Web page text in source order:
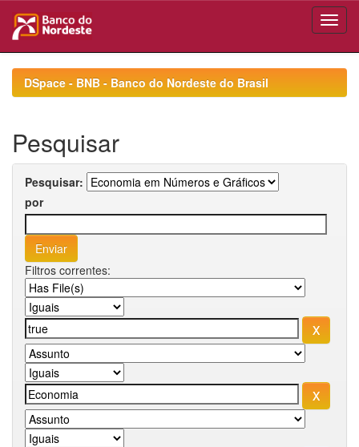
navigationDSpace - BNB - Banco do Nordeste do Brasil
Pesquisar
Pesquisar:
por
Filtros correntes: